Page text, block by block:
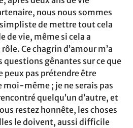
nous nous sommes
de mettre tout cela
de vie, même si cela a
Ce chagrin d’amour m’a
questions gênantes sur ce que
peux pas prétendre être
moi-même ; je ne serais pas
quelqu’un d’autre, et
restez honnête, les choses
le doivent, aussi difficile